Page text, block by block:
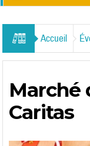
Accueil
Marché
Caritas